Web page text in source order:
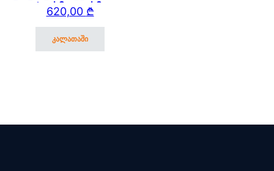
(60სმ * 56 სმ)
620,00 ₾
კალათაში